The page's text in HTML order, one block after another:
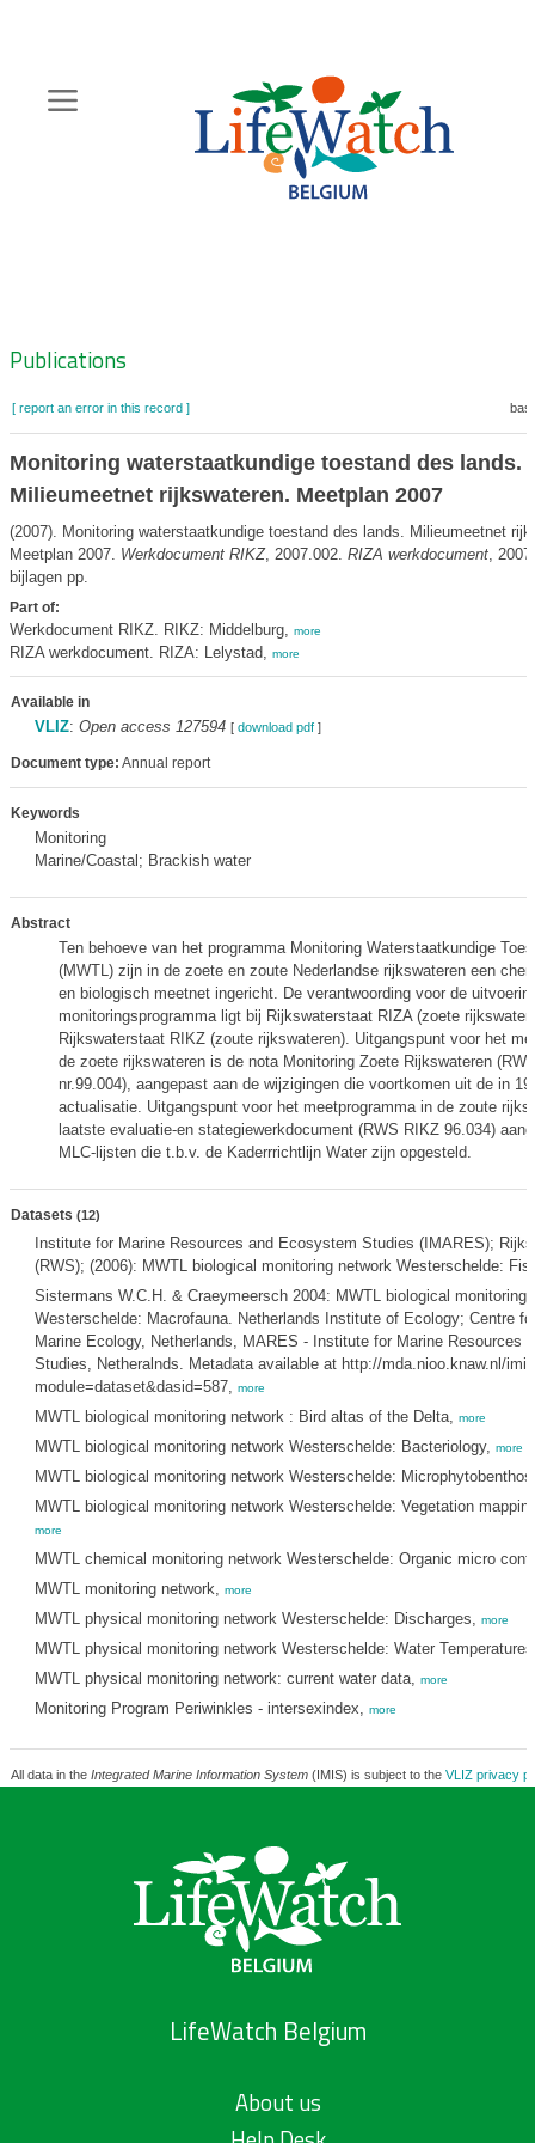
content
Zoeknavigatie
Publications
[ report an error in this record ]
Monitoring waterstaatkundige toestand des lands.
Milieumeetnet rijkswateren. Meetplan 2007
(2007). Monitoring waterstaatkundige toestand des lands. Milieumeetnet
Meetplan 2007. Werkdocument RIKZ, 2007.002. RIZA werkdocument,
bijlagen pp.
Part of:
Werkdocument RIKZ. RIKZ: Middelburg, more
RIZA werkdocument. RIZA: Lelystad, more
Available in
VLIZ: Open access 127594 [ download pdf]
Document type: Annual report
Keywords
Monitoring
Marine/Coastal; Brackish water
Abstract
Ten behoeve van het programma Monitoring Waterstaatkundige
(MWTL) zijn in de zoete en zoute Nederlandse rijkswateren een
en biologisch meetnet ingericht. De verantwoording voor de
monitoringsprogramma ligt bij Rijkswaterstaat RIZA (zoete
Rijkswaterstaat RIKZ (zoute rijkswateren). Uitgangspunt voor het
de zoete rijkswateren is de nota Monitoring Zoete Rijkswateren
nr.99.004), aangepast aan de wijzigingen die voortkomen uit de in
actualisatie. Uitgangspunt voor het meetprogramma in de zoute
laatste evaluatie-en stategiewerkdocument (RWS RIKZ 96.034)
MLC-lijsten die t.b.v. de Kaderrrichtlijn Water zijn opgesteld.
Datasets (12)
Institute for Marine Resources and Ecosystem Studies (IMARES);
(RWS); (2006): MWTL biological monitoring network Westerschelde:
Sistermans W.C.H. & Craeymeersch 2004: MWTL biological monitoring
Westerschelde: Macrofauna. Netherlands Institute of Ecology; Centre
Marine Ecology, Netherlands, MARES - Institute for Marine Resources
Studies, Netheralnds. Metadata available at http://mda.nioo.knaw.nl/
module=dataset&dasid=587, more
MWTL biological monitoring network : Bird altas of the Delta, more
MWTL biological monitoring network Westerschelde: Bacteriology, more
MWTL biological monitoring network Westerschelde:
MWTL biological monitoring network Westerschelde: Vegetation
more
MWTL chemical monitoring network Westerschelde: Organic micro
MWTL monitoring network, more
MWTL physical monitoring network Westerschelde: Discharges, more
MWTL physical monitoring network Westerschelde: Water
MWTL physical monitoring network: current water data, more
Monitoring Program Periwinkles - intersexindex, more
All data in the Integrated Marine Information System(IMIS) is subject to the VLIZ privacy
LifeWatch Belgium
About us